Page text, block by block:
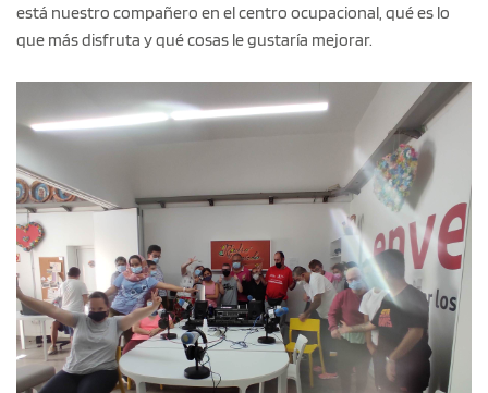
está nuestro compañero en el centro ocupacional, qué es lo
que más disfruta y qué cosas le gustaría mejorar.